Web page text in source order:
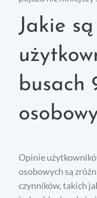
Jakie
busach
Opinie
osobowych są
czynników, takich